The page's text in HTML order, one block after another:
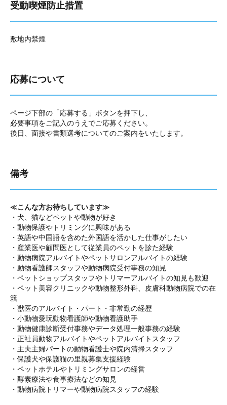
受動喫煙防止措置
敷地内禁煙
応募について
ページ下部の「応募する」ボタンを押下し、
必要事項をご記入のうえでご応募ください。
後日、面接や書類選考についてのご案内をいたします。
備考
≪こんな方お待ちしています≫
・犬、猫などペットや動物が好き
・動物保護やトリミングに興味がある
・英語や中国語を含めた外国語を活かした仕事がしたい
・産業医や顧問医として従業員のペットを診た経験
・動物病院アルバイトやペットサロンアルバイトの経験
・動物看護師スタッフや動物病院受付事務の知見
・ペットショップスタッフやトリマーアルバイトの知見も歓迎
・ペット美容クリニックや動物整形外科、皮膚科動物病院での在
籍
・獣医のアルバイト・パート・非常勤の経歴
・小動物愛玩動物看護師や動物看護助手
・動物健康診断受付事務やデータ処理一般事務の経験
・正社員動物アルバイトやペットアルバイトスタッフ
・主夫主婦パートの動物看護士や院内清掃スタッフ
・保護犬や保護猫の里親募集支援経験
・ペットホテルやトリミングサロンの経営
・酵素療法や食事療法などの知見
・動物病院トリマーや動物病院スタッフの経験